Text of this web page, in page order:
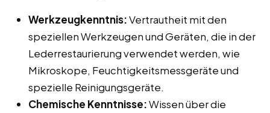
Werkzeugkenntnis:Vertrautheit mit den
speziellen Werkzeugen und Geräten, die in der
Lederrestaurierung verwendet werden, wie
Mikroskope, Feuchtigkeitsmessgeräte und
spezielle Reinigungsgeräte.
Chemische Kenntnisse:Wissen über die